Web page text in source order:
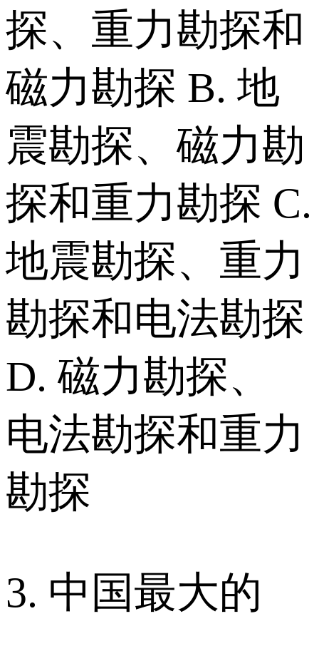
探、重力勘探和
磁力勘探 B. 地
震勘探、磁力勘
探和重力勘探 C.
地震勘探、重力
勘探和电法勘探
D. 磁力勘探、
电法勘探和重力
勘探
3. 中国最大的